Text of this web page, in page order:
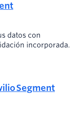
datos con
incorporada.
Segment